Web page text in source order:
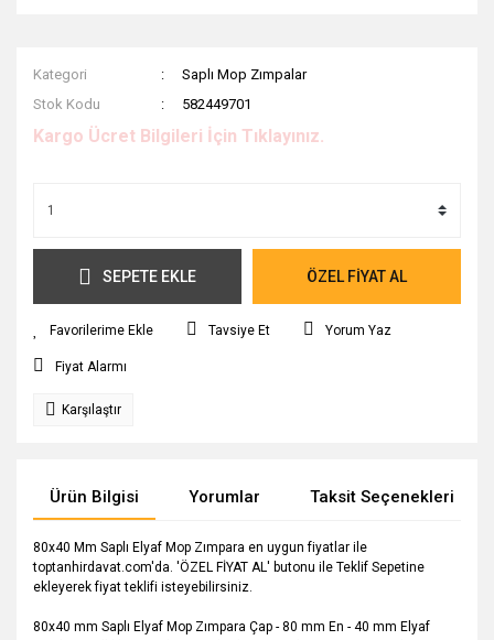
Kategori
Saplı Mop Zımpalar
Stok Kodu
582449701
Kargo Ücret Bilgileri İçin Tıklayınız.
SEPETE EKLE ÖZEL FİYAT AL
Tavsiye Et Yorum Yaz
Fiyat Alarmı
Karşılaştır
Ürün Bilgisi Yorumlar Taksit Seçenekleri
80x40 Mm Saplı Elyaf Mop Zımpara en uygun fiyatlar ile
toptanhirdavat.com'da. 'ÖZEL FİYAT AL' butonu ile Teklif Sepetine
ekleyerek fiyat teklifi isteyebilirsiniz.
80x40 mm Saplı Elyaf Mop Zımpara Çap - 80 mm En - 40 mm Elyaf